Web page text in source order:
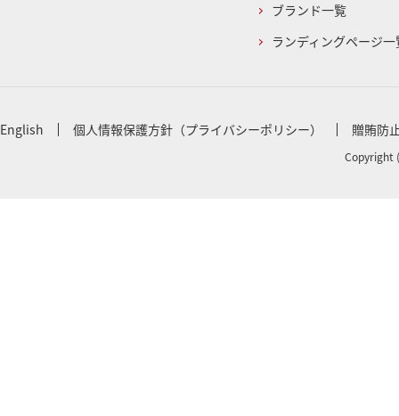
ブランド一覧
ランディングページ一
English 個人情報保護方針（プライバシーポリシー） 贈賄防
Copyright